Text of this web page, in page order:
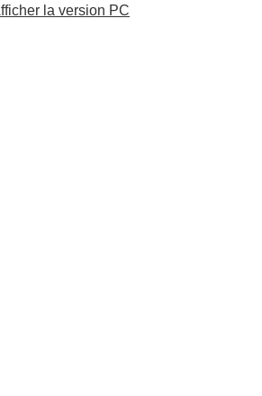
la version PC